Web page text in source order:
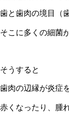
歯と歯肉の境目（
そこに多くの細菌
そうすると
歯肉の辺縁が炎症
赤くなったり、腫